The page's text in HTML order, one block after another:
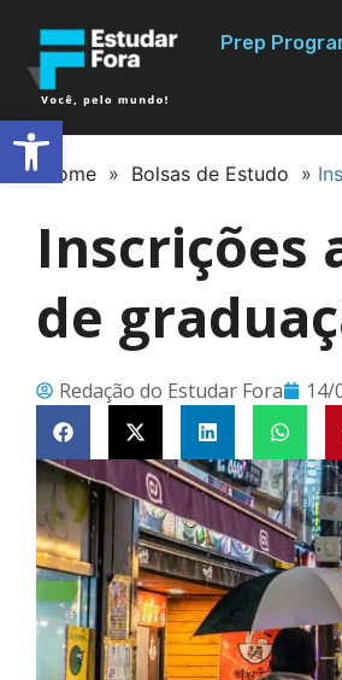
Prep
Home » Bolsas de Estudo »
Inscrições
de
Redação do Estudar Fora 14/
Abrir a barra de ferramentas